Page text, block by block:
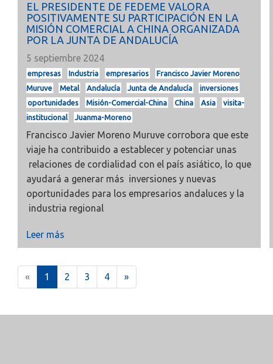
EL PRESIDENTE DE FEDEME VALORA
POSITIVAMENTE SU PARTICIPACIÓN EN LA
MISIÓN COMERCIAL A CHINA ORGANIZADA
POR LA JUNTA DE ANDALUCÍA
5 septiembre 2024
empresas Industria empresarios
Francisco Javier Moreno
Muruve
Metal Andalucía Junta de Andalucía
inversiones
oportunidades
Misión-Comercial-China China Asia
visita-
institucional
Juanma-Moreno
Francisco Javier Moreno Muruve corrobora que este
viaje ha contribuido a establecer y potenciar unas
relaciones de cordialidad con el país asiático, lo que
ayudará a generar más inversiones y nuevas
oportunidades para los empresarios andaluces y la
industria regional
Leer más
« 1
c
2 3 4 »